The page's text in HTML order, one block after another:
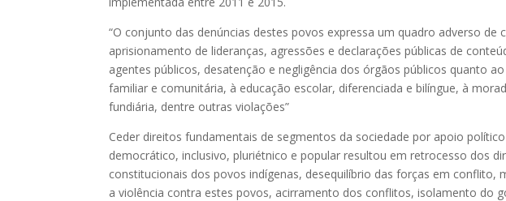
“O conjunto das denúncias destes povos expressa um quadro adverso de
aprisionamento de lideranças, agressões e declarações públicas de
agentes públicos, desatenção e negligência dos órgãos públicos quanto
familiar e comunitária, à educação escolar, diferenciada e bilíngue, à
fundiária, dentre outras violações”
Ceder direitos fundamentais de segmentos da sociedade por apoio
democrático, inclusivo, pluriétnico e popular resultou em retrocesso dos
constitucionais dos povos indígenas, desequilíbrio das forças em conflito,
a violência contra estes povos, acirramento dos conflitos, isolamento do